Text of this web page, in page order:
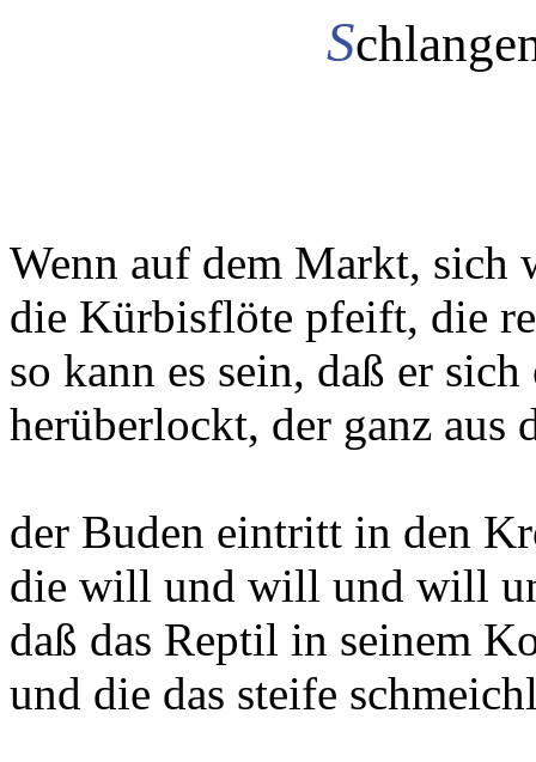
S
Wenn auf dem Markt, sich
die Kürbisflöte pfeift, die
so kann es sein, daß er
herüberlockt, der ganz aus
der Buden eintritt in den
die will und will und will
daß das Reptil in seinem
und die das steife